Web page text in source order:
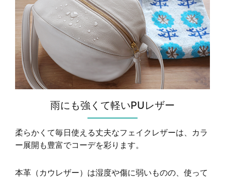
雨にも強くて軽いPUレザー
柔らかくて毎日使える丈夫なフェイクレザーは、カラ
ー展開も豊富でコーデを彩ります。
本革（カウレザー）は湿度や傷に弱いものの、使って